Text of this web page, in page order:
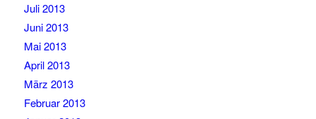
Juli 2013
Juni 2013
Mai 2013
April 2013
März 2013
Februar 2013